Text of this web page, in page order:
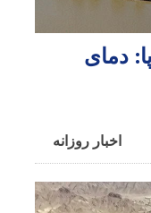
دمای
اخبار روزانه